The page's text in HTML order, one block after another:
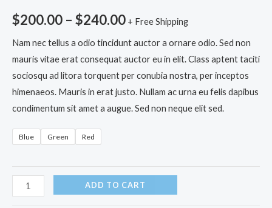
$200.00 – $240.00 + Free Shipping
Nam nec tellus a odio tincidunt auctor a ornare odio. Sed non
mauris vitae erat consequat auctor eu in elit. Class aptent taciti
sociosqu ad litora torquent per conubia nostra, per inceptos
himenaeos. Mauris in erat justo. Nullam ac urna eu felis dapibus
condimentum sit amet a augue. Sed non neque elit sed.
Blue Green Red
ADD TO CART